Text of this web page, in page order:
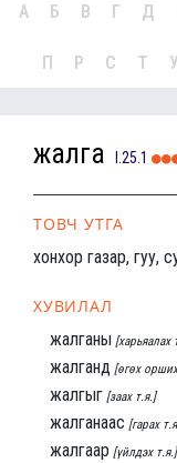
А Б В Г Д
П Р С Т У
жалга I.25.1
ТОВЧ УТГА
хонхор газар, гуу,
ХУВИЛАЛ
жалганы [харьяалах
жалганд [өгөх
жалгыг [заах т.я.]
жалганаас [гарах
жалгаар [үйлдэх т.я.]